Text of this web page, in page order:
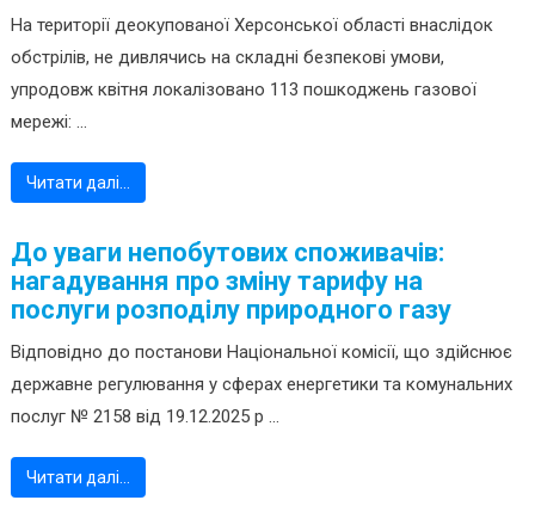
На території деокупованої Херсонської області внаслідок
обстрілів, не дивлячись на складні безпекові умови,
упродовж квітня локалізовано 113 пошкоджень газової
мережі: ...
Читати далі…
До уваги непобутових споживачів:
нагадування про зміну тарифу на
послуги розподілу природного газу
Відповідно до постанови Національної комісії, що здійснює
державне регулювання у сферах енергетики та комунальних
послуг № 2158 від 19.12.2025 р ...
Читати далі…